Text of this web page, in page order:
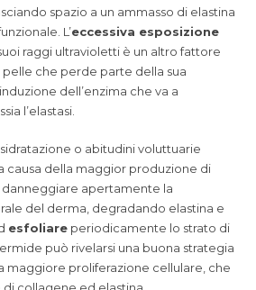
spazio a un ammasso di elastina
L’eccessiva esposizione
raggi ultravioletti è un altro fattore
che perde parte della sua
dell’enzima che va a
l’elastasi.
o abitudini voluttuarie
causa della maggior produzione di
danneggiare apertamente la
del derma, degradando elastina e
esfoliare periodicamente lo strato di
può rivelarsi una buona strategia
maggiore proliferazione cellulare, che